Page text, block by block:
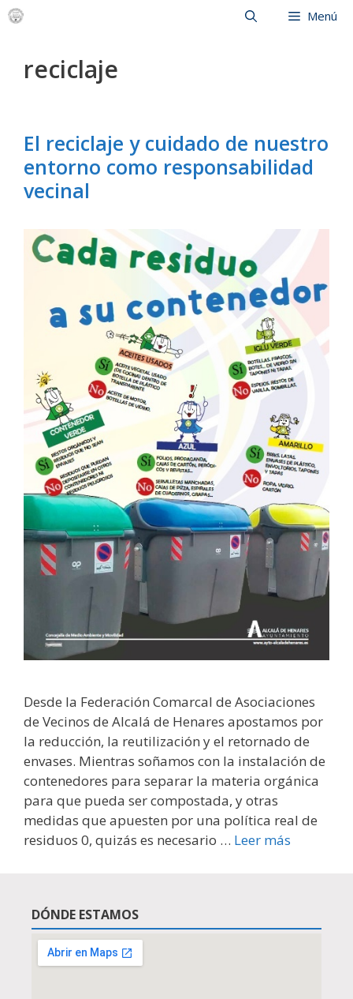
Saltar
Menú
reciclaje
El reciclaje y cuidado de nuestro
entorno como responsabilidad
vecinal
Desde la Federación Comarcal de Asociaciones
de Vecinos de Alcalá de Henares apostamos por
la reducción, la reutilización y el retornado de
envases. Mientras soñamos con la instalación de
contenedores para separar la materia orgánica
para que pueda ser compostada, y otras
medidas que apuesten por una política real de
residuos 0, quizás es necesario … Leer más
DÓNDE ESTAMOS